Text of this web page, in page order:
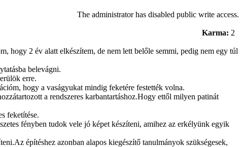
The administrator has disabled public write access.
Karma: 2
hogy 2 év alatt elkészítem, de nem lett belőle semmi, pedig nem egy túl
belevágni.
erre.
hogy a vaságyukat mindig feketére festették volna.
a rendszeres karbantartáshoz.Hogy ettől milyen patinát
feketítése.
fényben tudok vele jó képet készíteni, amihez az erkélyünk egyik
építéshez azonban alapos kiegészítő tanulmányok szükségesek,